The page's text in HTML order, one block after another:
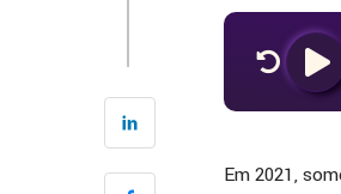
Em 2021,